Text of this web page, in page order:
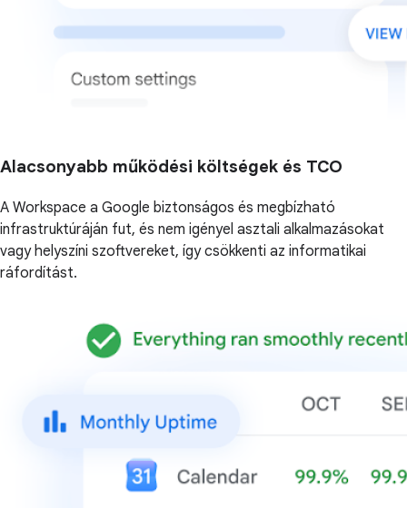
Alacsonyabb működési költségek és TCO
A Workspace a Google biztonságos és megbízható
infrastruktúráján fut, és nem igényel asztali alkalmazásokat
vagy helyszíni szoftvereket, így csökkenti az informatikai
ráfordítást.